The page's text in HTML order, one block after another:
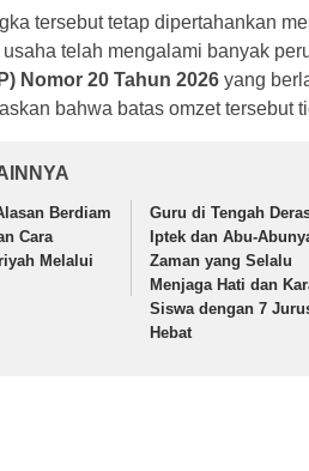
tersebut tetap dipertahankan
telah mengalami banyak
Nomor 20 Tahun 2026 yang
bahwa batas omzet tersebut
Berdiam
Cara
Melalui
Guru di Tengah
Iptek dan Abu-
Zaman yang Selalu
Menjaga Hati dan
Siswa dengan 7
Hebat